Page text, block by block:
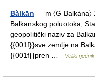
Bàlkān — m 〈G
Balkanskog poluotoka;
geopolitički naziv za
{{001f}}sve zemlje na
{{001f}}pren …
Veliki